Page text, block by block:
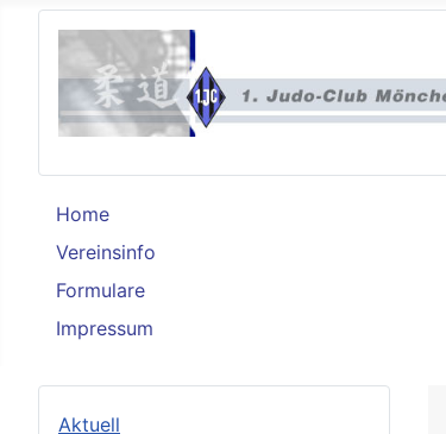
Home
Vereinsinfo
Formulare
Impressum
Aktuell